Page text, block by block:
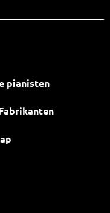
pianisten